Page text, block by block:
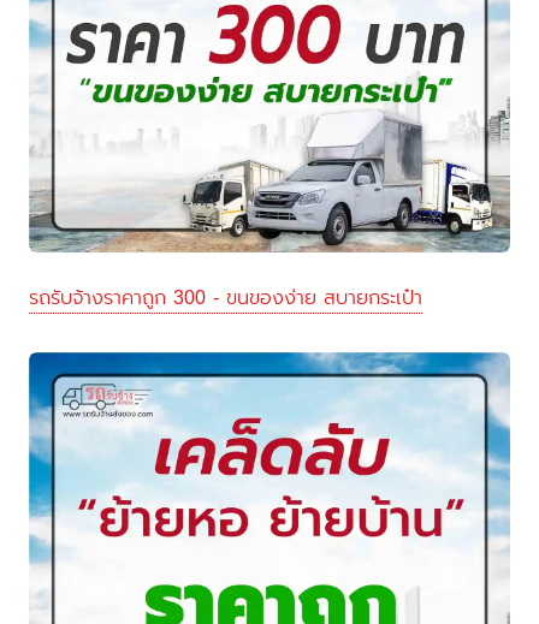
รถรับจ้างราคาถูก 300 - ขนของง่าย สบายกระเป๋า